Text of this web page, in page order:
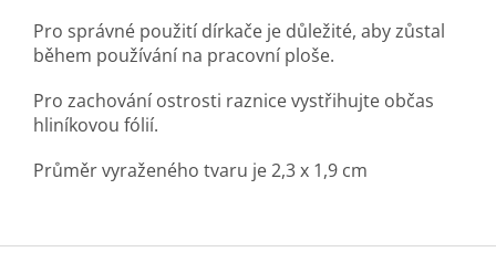
Pro správné použití dírkače je důležité, aby zůstal
během používání na pracovní ploše.
Pro zachování ostrosti raznice vystřihujte občas
hliníkovou fólií.
Průměr vyraženého tvaru je 2,3 x 1,9 cm
Z